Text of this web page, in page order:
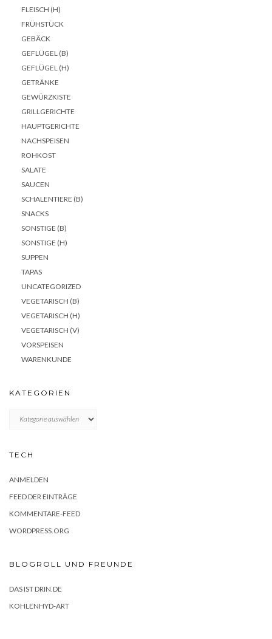
FLEISCH (H)
FRÜHSTÜCK
GEBÄCK
GEFLÜGEL (B)
GEFLÜGEL (H)
GETRÄNKE
GEWÜRZKISTE
GRILLGERICHTE
HAUPTGERICHTE
NACHSPEISEN
ROHKOST
SALATE
SAUCEN
SCHALENTIERE (B)
SNACKS
SONSTIGE (B)
SONSTIGE (H)
SUPPEN
TAPAS
UNCATEGORIZED
VEGETARISCH (B)
VEGETARISCH (H)
VEGETARISCH (V)
VORSPEISEN
WARENKUNDE
KATEGORIEN
TECH
ANMELDEN
FEED DER EINTRÄGE
KOMMENTARE-FEED
WORDPRESS.ORG
BLOGROLL UND FREUNDE
DAS IST DRIN.DE
KOHLENHYD-ART